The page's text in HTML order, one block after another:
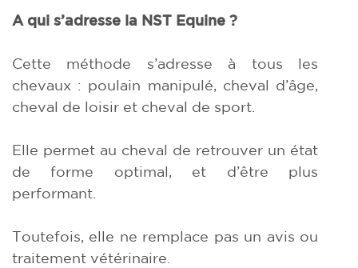
A qui s’adresse la NST Equine ?
Cette méthode s’adresse à tous les
chevaux : poulain manipulé, cheval d’âge,
cheval de loisir et cheval de sport.
Elle permet au cheval de retrouver un état
de forme optimal, et d’être plus
performant.
Toutefois, elle ne remplace pas un avis ou
traitement vétérinaire.